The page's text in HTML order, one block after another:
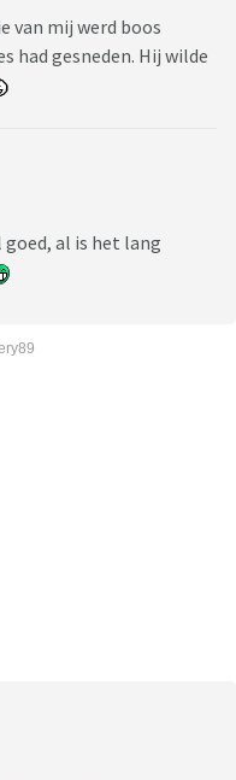
van mij werd boos
had gesneden. Hij wilde
al is het lang